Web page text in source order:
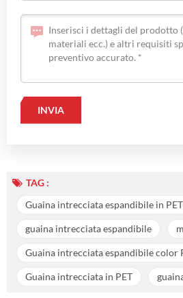
TAG :
Guaina intrecciata espandibile in PET
guaina intrecciata espandibile
Guaina intrecciata espandibile color
Guaina intrecciata in PET